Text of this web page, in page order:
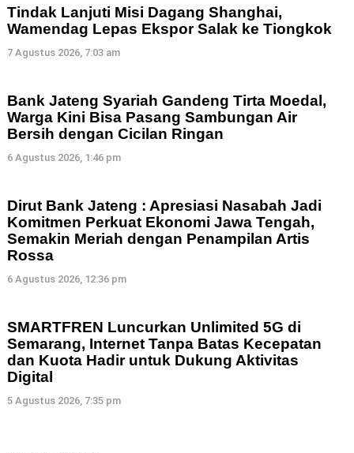
Tindak Lanjuti Misi Dagang Shanghai,
Wamendag Lepas Ekspor Salak ke Tiongkok
7 Agustus 2026, 7:03 am
Bank Jateng Syariah Gandeng Tirta Moedal,
Warga Kini Bisa Pasang Sambungan Air
Bersih dengan Cicilan Ringan
6 Agustus 2026, 1:46 pm
Dirut Bank Jateng : Apresiasi Nasabah Jadi
Komitmen Perkuat Ekonomi Jawa Tengah,
Semakin Meriah dengan Penampilan Artis
Rossa
6 Agustus 2026, 12:36 pm
SMARTFREN Luncurkan Unlimited 5G di
Semarang, Internet Tanpa Batas Kecepatan
dan Kuota Hadir untuk Dukung Aktivitas
Digital
5 Agustus 2026, 7:35 pm